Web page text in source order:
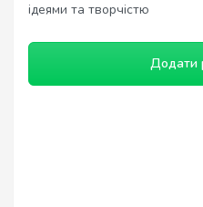
ідеями та творчістю
Додати